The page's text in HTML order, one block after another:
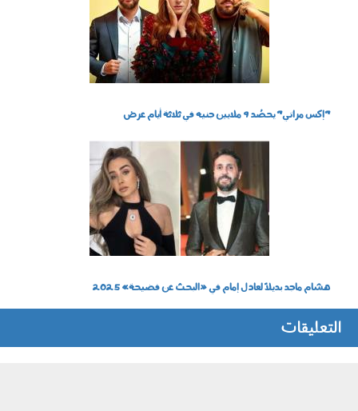
"إكس مراتي" يحصُد 9 ملايين جنيه في ثلاثة أيام عرض
هشام ماجد بديلاً لعادل إمام في «البحث عن فضيحة» 2025
التعليقات